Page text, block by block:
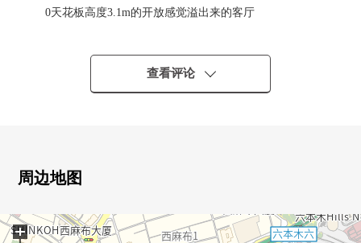
0天花板高度3.1m的开放感觉溢出来的客厅
0客厅和有一体感的开放式厨房
0像酒店的内走廊设计
02面阳台
0地板，瓷砖换新
0Artis制造的整体卫浴交换
0Miele制造冰箱、洗碗机、烤炉设置
查看评论
周边地图
+